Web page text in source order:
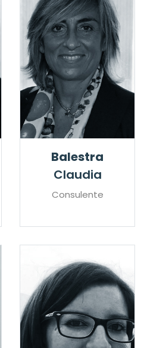
Balestra
Claudia
Consulente